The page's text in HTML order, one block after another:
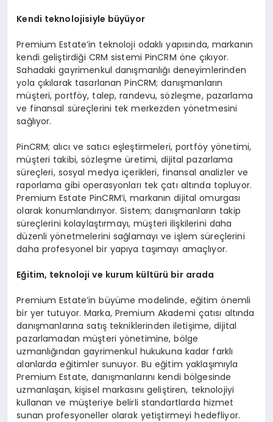
Kendi teknolojisiyle büyüyor
Premium Estate’in teknoloji odaklı yapısında, markanın
kendi geliştirdiği CRM sistemi PinCRM öne çıkıyor.
Sahadaki gayrimenkul danışmanlığı deneyimlerinden
yola çıkılarak tasarlanan PinCRM; danışmanların
müşteri, portföy, talep, randevu, sözleşme, pazarlama
ve finansal süreçlerini tek merkezden yönetmesini
sağlıyor.
PinCRM; alıcı ve satıcı eşleştirmeleri, portföy yönetimi,
müşteri takibi, sözleşme üretimi, dijital pazarlama
süreçleri, sosyal medya içerikleri, finansal analizler ve
raporlama gibi operasyonları tek çatı altında topluyor.
Premium Estate PinCRM’i, markanın dijital omurgası
olarak konumlandırıyor. Sistem; danışmanların takip
süreçlerini kolaylaştırmayı, müşteri ilişkilerini daha
düzenli yönetmelerini sağlamayı ve işlem süreçlerini
daha profesyonel bir yapıya taşımayı amaçlıyor.
Eğitim, teknoloji ve kurum kültürü bir arada
Premium Estate’in büyüme modelinde, eğitim önemli
bir yer tutuyor. Marka, Premium Akademi çatısı altında
danışmanlarına satış tekniklerinden iletişime, dijital
pazarlamadan müşteri yönetimine, bölge
uzmanlığından gayrimenkul hukukuna kadar farklı
alanlarda eğitimler sunuyor. Bu eğitim yaklaşımıyla
Premium Estate, danışmanlarını kendi bölgesinde
uzmanlaşan, kişisel markasını geliştiren, teknolojiyi
kullanan ve müşteriye belirli standartlarda hizmet
sunan profesyoneller olarak yetiştirmeyi hedefliyor.